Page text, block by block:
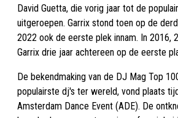
David Guetta, die vorig jaar tot de
uitgeroepen. Garrix stond toen op de
2022 ook de eerste plek innam. In 2016,
Garrix drie jaar achtereen op de eerste
De bekendmaking van de DJ Mag Top
populairste dj's ter wereld, vond plaats
Amsterdam Dance Event (ADE). De